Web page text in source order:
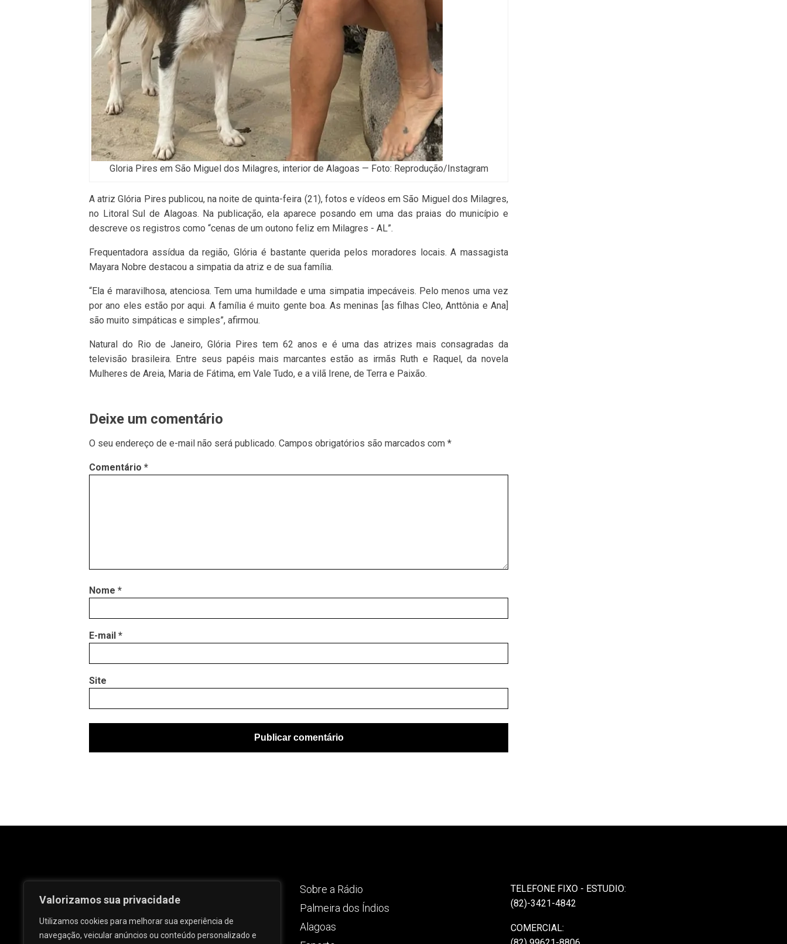
Valorizamos sua privacidade
Utilizamos cookies para melhorar sua experiência de
navegação, veicular anúncios ou conteúdo personalizado e
Gloria Pires em São Miguel dos Milagres, interior de Alagoas — Foto: Reprodução/Instagram
A atriz Glória Pires publicou, na noite de quinta-feira (21), fotos e vídeos em São Miguel dos Milagres,
no Litoral Sul de Alagoas. Na publicação, ela aparece posando em uma das praias do município e
descreve os registros como “cenas de um outono feliz em Milagres - AL”.
Frequentadora assídua da região, Glória é bastante querida pelos moradores locais. A massagista
Mayara Nobre destacou a simpatia da atriz e de sua família.
“Ela é maravilhosa, atenciosa. Tem uma humildade e uma simpatia impecáveis. Pelo menos uma vez
por ano eles estão por aqui. A família é muito gente boa. As meninas [as filhas Cleo, Anttônia e Ana]
são muito simpáticas e simples”, afirmou.
Natural do Rio de Janeiro, Glória Pires tem 62 anos e é uma das atrizes mais consagradas da
televisão brasileira. Entre seus papéis mais marcantes estão as irmãs Ruth e Raquel, da novela
Mulheres de Areia, Maria de Fátima, em Vale Tudo, e a vilã Irene, de Terra e Paixão.
Deixe um comentário
O seu endereço de e-mail não será publicado. Campos obrigatórios são marcados com *
Comentário *
Nome *
E-mail *
Site
Sobre a Rádio
Palmeira dos Índios
Alagoas
TELEFONE FIXO - ESTUDIO:
(82)-3421-4842
COMERCIAL: